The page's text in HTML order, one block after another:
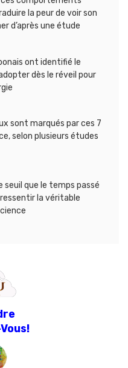
la peur de voir son
d’après une étude
ont identifié le
dès le réveil pour
sont marqués par ces 7
selon plusieurs études
seuil que le temps passé
la véritable